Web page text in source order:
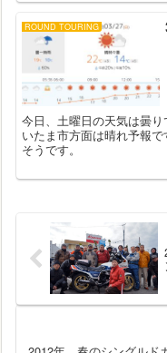
ROUND TOURING
今日、土曜日の天気は曇
いたま市方面は晴れ予報
そうです。